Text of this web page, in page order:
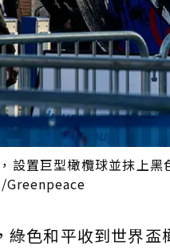
設置巨型橄欖球並抹上
Greenpeace
綠色和平收到世界